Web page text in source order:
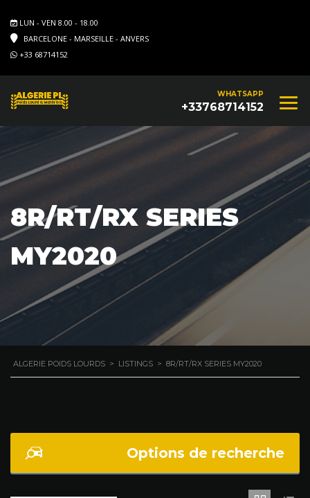
LUN - VEN 8.00 - 18.00
BARCELONE - MARSEILLE - ANVERS
+33 68714152
WHATSAPP
+33768714152
8R/RT/RX SERIES
MY2020
ALGERIE POIDS LOURDS > LISTINGS > 8R/RT/RX SERIES MY2020
Options de recherche